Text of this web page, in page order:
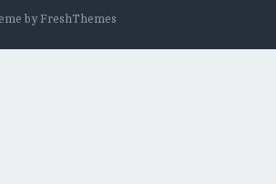
byFreshThemes